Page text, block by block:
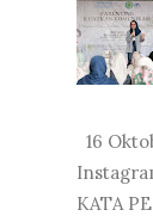
16
KATA